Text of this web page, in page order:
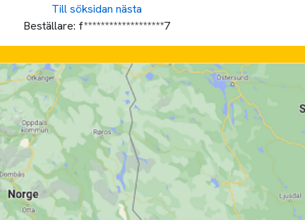
Till söksidan nästa
Beställare: f*******************7